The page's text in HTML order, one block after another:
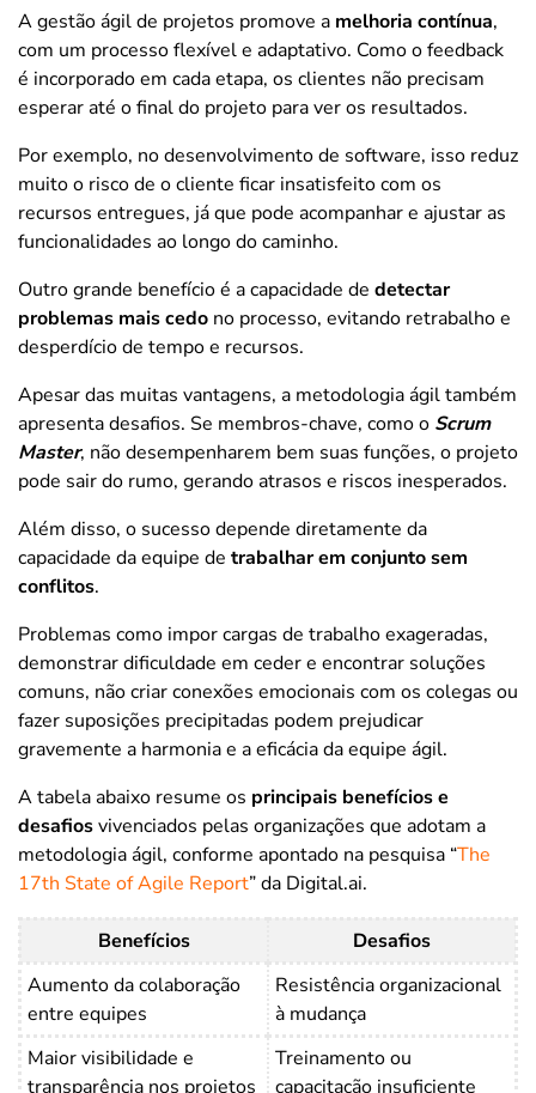
A gestão ágil de projetos promove a melhoria contínua,
com um processo flexível e adaptativo. Como o feedback
é incorporado em cada etapa, os clientes não precisam
esperar até o final do projeto para ver os resultados.
Por exemplo, no desenvolvimento de software, isso reduz
muito o risco de o cliente ficar insatisfeito com os
recursos entregues, já que pode acompanhar e ajustar as
funcionalidades ao longo do caminho.
Outro grande benefício é a capacidade de detectar
problemas mais cedo no processo, evitando retrabalho e
desperdício de tempo e recursos.
Apesar das muitas vantagens, a metodologia ágil também
apresenta desafios. Se membros-chave, como o Scrum
Master, não desempenharem bem suas funções, o projeto
pode sair do rumo, gerando atrasos e riscos inesperados.
Além disso, o sucesso depende diretamente da
capacidade da equipe de trabalhar em conjunto sem
conflitos.
Problemas como impor cargas de trabalho exageradas,
demonstrar dificuldade em ceder e encontrar soluções
comuns, não criar conexões emocionais com os colegas ou
fazer suposições precipitadas podem prejudicar
gravemente a harmonia e a eficácia da equipe ágil.
A tabela abaixo resume os principais benefícios e
desafiosvivenciados pelas organizações que adotam a
metodologia ágil, conforme apontado na pesquisa “The
17th State of Agile Report” da Digital.ai.
Benefícios
Desafios
Aumento da colaboração
entre equipes
Resistência organizacional
à mudança
Maior visibilidade e
transparência nos projetos
Treinamento ou
capacitação insuficiente